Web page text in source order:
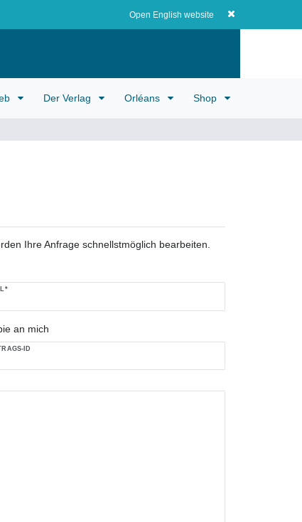
0,00 EUR
Open English website
Der Verlag Orléans Shop
Ihre Anfrage schnellstmöglich bearbeiten.
an mich
ID